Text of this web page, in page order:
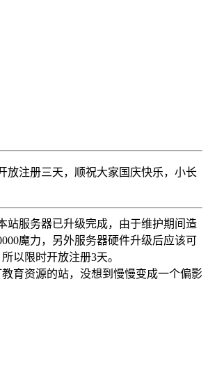
放注册三天，顺祝大家国庆快乐，小长
站服务器已升级完成，由于维护期间造
魔力，另外服务器硬件升级后应该可
以限时开放注册3天。
育资源的站，没想到慢慢变成一个偏影